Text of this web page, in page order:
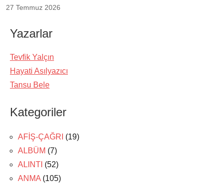
27 Temmuz 2026
Yazarlar
Tevfik Yalçın
Hayati Asılyazıcı
Tansu Bele
Kategoriler
AFİŞ-ÇAĞRI (19)
ALBÜM (7)
ALINTI (52)
ANMA (105)